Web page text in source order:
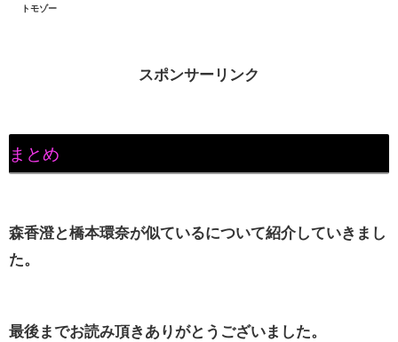
トモゾー
スポンサーリンク
まとめ
森香澄と橋本環奈が似ているについて紹介していきまし
た。
最後までお読み頂きありがとうございました。